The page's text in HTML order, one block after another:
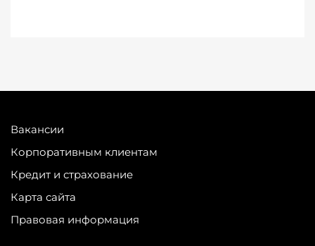
Вакансии
Корпоративным клиентам
Кредит и страхование
Карта сайта
Правовая информация